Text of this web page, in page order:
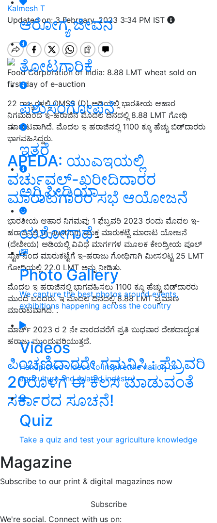
ಆರೋಗ್ಯ ಜೀವನ
ತೋಟಗಾರಿಕೆ
ಪಶುಸಂಗೋಪನೆ
ಇತರೆ
ಅಗ್ರಿಪೀಡಿಯಾ
ಯಶೋಗಾಥೆ
Photo Gallery
We capture the best photos around events,
exhibitions happening across the country
Videos
Handpicked videos to inspire the nation on
agriculture and related industry
Quiz
Take a quiz and test your agriculture knowledge
Magazine
Subscribe to our print & digital magazines now
Subscribe
We're social. Connect with us on:
Kalmesh T
Updated on: 3 February, 2023 3:34 PM IST
Food Corporation of India: 8.88 LMT wheat sold on
first day of e-auction
22 ರಾಜ್ಯಗಳಲ್ಲಿ OMSS (D) ಅಡಿಯಲ್ಲಿ ಭಾರತೀಯ ಆಹಾರ
ನಿಗಮದಿಂದ ಇ-ಹರಾಜಿನ ಮೊದಲ ದಿನದಲ್ಲಿ 8.88 LMT ಗೋಧಿ
ಮಾರಾಟವಾಗಿದೆ. ಮೊದಲ ಇ ಹರಾಜಿನಲ್ಲಿ 1100 ಕ್ಕೂ ಹೆಚ್ಚು ಬಿಡ್‌ದಾರರು
ಭಾಗವಹಿಸಿದ್ದರು.
APEDA: ಯುಎಇಯಲ್ಲಿ
ವರ್ಚುವಲ್-ಖರೀದಿದಾರರ
ಮಾರಾಟಗಾರರ ಸಭೆ ಆಯೋಜನೆ
ಭಾರತೀಯ ಆಹಾರ ನಿಗಮವು 1 ಫೆಬ್ರವರಿ 2023 ರಂದು ಮೊದಲ ಇ-
ಹರಾಜಿನಲ್ಲಿ (e-auction) ಮುಕ್ತ ಮಾರುಕಟ್ಟೆ ಮಾರಾಟ ಯೋಜನೆ
(ದೇಶೀಯ) ಅಡಿಯಲ್ಲಿ ವಿವಿಧ ಮಾರ್ಗಗಳ ಮೂಲಕ ಕೇಂದ್ರೀಯ ಪೂಲ್
ಸ್ಟಾಕ್‌ನಿಂದ ಮಾರುಕಟ್ಟೆಗೆ ಇ-ಹರಾಜು ಗೋಧಿಗಾಗಿ ಮೀಸಲಿಟ್ಟ 25 LMT
ಗೋಧಿಯಲ್ಲಿ 22.0 LMT ಅನ್ನು ನೀಡಿತು.
ಮೊದಲ ಇ ಹರಾಜಿನಲ್ಲಿ ಭಾಗವಹಿಸಲು 1100 ಕ್ಕೂ ಹೆಚ್ಚು ಬಿಡ್‌ದಾರರು
ಮುಂದೆ ಬಂದರು. ಇ ಮೊದಲ ದಿನದಲ್ಲಿ 8.88 LMT ಪ್ರಮಾಣ
ಮಾರಾಟವಾಗಿದೆ. .
ಮಾರ್ಚ್ 2023 ರ 2 ನೇ ವಾರದವರೆಗೆ ಪ್ರತಿ ಬುಧವಾರ ದೇಶದಾದ್ಯಂತ
ಹರಾಜು ಮುಂದುವರಿಯುತ್ತದೆ.
ಪಿಂಚಣಿದಾರರೇ ಗಮನಿಸಿ : ಫೆಬ್ರವರಿ
20ರೊಳಗೆ ಈ ಕೆಲಸ ಮಾಡುವಂತೆ
ಸರ್ಕಾರದ ಸೂಚನೆ!